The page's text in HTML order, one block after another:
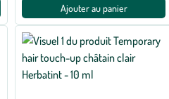
Ajouter au panier